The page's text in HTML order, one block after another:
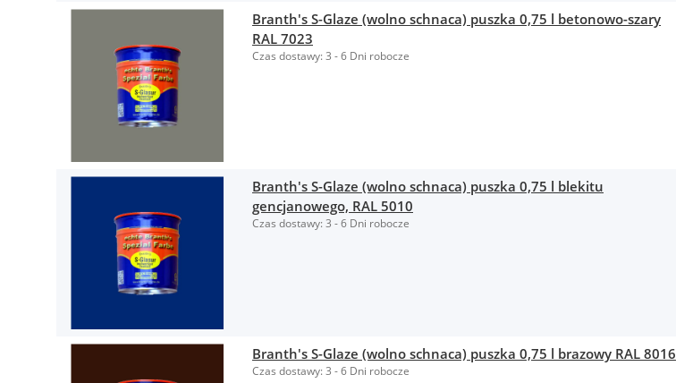
Branth's S-Glaze (wolno schnaca) puszka 0,75 l betonowo-szary
RAL 7023
Czas dostawy:3 - 6 Dni robocze
Branth's S-Glaze (wolno schnaca) puszka 0,75 l blekitu
gencjanowego, RAL 5010
Czas dostawy:3 - 6 Dni robocze
Branth's S-Glaze (wolno schnaca) puszka 0,75 l brazowy RAL 8016
Czas dostawy:3 - 6 Dni robocze